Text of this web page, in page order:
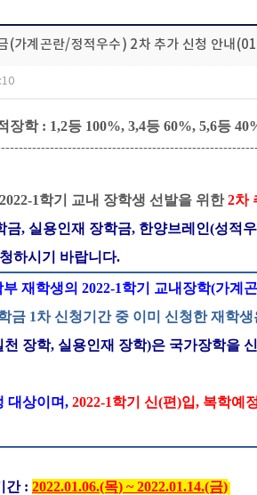
(가계곤란/정적우수) 2차 추가 신청 안내
장학 : 1,2등 100%, 3,4등 60%, 5,6등
1학기 교내 장학생 선발을 위한2차
금, 실용인재 장학금, 한양브레인(성적
하시기 바랍니다.
재학생의 2022-1학기 교내장학(가계
금 1차 신청기간 중 이미 신청한 재학
천 장학, 실용인재 장학)은 국가장학을
대상이며, 2022-1학기 신(편)입, 복학예
간 : 2022.01.06.(목) ~ 2022.01.14.(금)